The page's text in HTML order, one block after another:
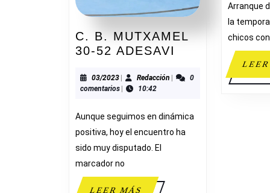
C. B. MUTXAMEL
30-52 ADESAVI
MUTXAMEL
ADESAVI
03/202303/2023
| RedacciónRedacción
|
0
comentarios | 10:42
Aunque seguimos en dinámica
positiva, hoy el encuentro ha
sido muy disputado. El
marcador no
LEER MÁSLEER
Arranque
la
chicos